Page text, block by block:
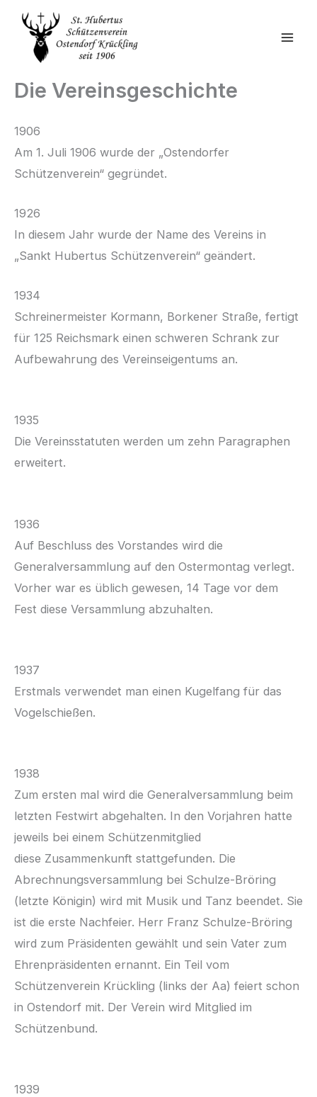
Zum
Inhalt
springen
Die Vereinsgeschichte
1906
Am 1. Juli 1906 wurde der „Ostendorfer
Schützenverein“ gegründet.
1926
In diesem Jahr wurde der Name des Vereins in
„Sankt Hubertus Schützenverein“ geändert.
1934
Schreinermeister Kormann, Borkener Straße, fertigt
für 125 Reichsmark einen schweren Schrank zur
Aufbewahrung des Vereinseigentums an.
1935
Die Vereinsstatuten werden um zehn Paragraphen
erweitert.
1936
Auf Beschluss des Vorstandes wird die
Generalversammlung auf den Ostermontag verlegt.
Vorher war es üblich gewesen, 14 Tage vor dem
Fest diese Versammlung abzuhalten.
1937
Erstmals verwendet man einen Kugelfang für das
Vogelschießen.
1938
Zum ersten mal wird die Generalversammlung beim
letzten Festwirt abgehalten. In den Vorjahren hatte
jeweils bei einem Schützenmitglied
diese Zusammenkunft stattgefunden. Die
Abrechnungsversammlung bei Schulze-Bröring
(letzte Königin) wird mit Musik und Tanz beendet. Sie
ist die erste Nachfeier. Herr Franz Schulze-Bröring
wird zum Präsidenten gewählt und sein Vater zum
Ehrenpräsidenten ernannt. Ein Teil vom
Schützenverein Krückling (links der Aa) feiert schon
in Ostendorf mit. Der Verein wird Mitglied im
Schützenbund.
1939